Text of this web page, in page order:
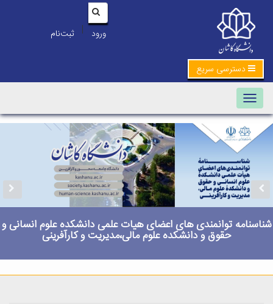
ورود | ثبت‌نام
دسترسی سریع
Toggle navigation
توانمندی های اعضای هیات علمی دانشکده علوم انسانی و
حقوق و دانشکده علوم مالی،مدیریت و کارآفرینی